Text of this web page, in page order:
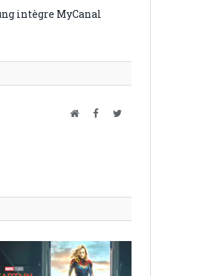
intègre MyCanal
WebsiteFacebookTwitter